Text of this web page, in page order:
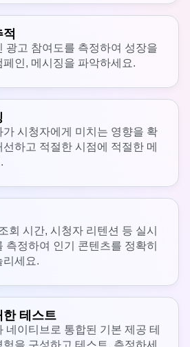
광고 참여도를 측정하여 성장을
인, 메시징을 파악하세요.
시청자에게 미치는 영향을 확
하고 적절한 시점에 적절한 메
회 시간, 시청자 리텐션 등 실시
측정하여 인기 콘텐츠를 정확히
리세요.
한 테스트
네이티브로 통합된 기본 제공 테